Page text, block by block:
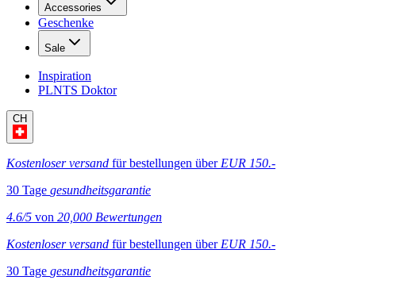
Accessories
Geschenke
Sale
Inspiration
PLNTS Doktor
CH
Kostenloser versand für bestellungen über EUR 150.-
30 Tage gesundheitsgarantie
4.6/5 von 20,000 Bewertungen
Kostenloser versand für bestellungen über EUR 150.-
30 Tage gesundheitsgarantie